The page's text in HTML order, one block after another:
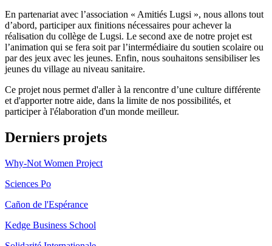
En partenariat avec l’association « Amitiés Lugsi », nous allons tout
d’abord, participer aux finitions nécessaires pour achever la
réalisation du collège de Lugsi. Le second axe de notre projet est
l’animation qui se fera soit par l’intermédiaire du soutien scolaire ou
par des jeux avec les jeunes. Enfin, nous souhaitons sensibiliser les
jeunes du village au niveau sanitaire.
Ce projet nous permet d'aller à la rencontre d’une culture différente
et d'apporter notre aide, dans la limite de nos possibilités, et
participer à l'élaboration d'un monde meilleur.
Derniers projets
Why-Not Women Project
Sciences Po
Cañon de l'Espérance
Kedge Business School